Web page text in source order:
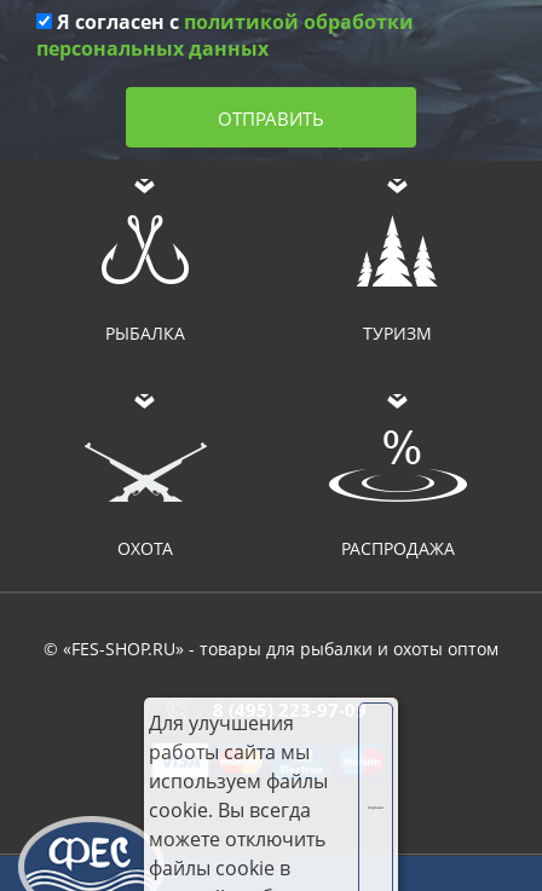
Я согласен с политикой обработки
персональных данных
ОТПРАВИТЬ
РЫБАЛКА ТУРИЗМ
ОХОТА РАСПРОДАЖА
© «FES-SHOP.RU» - товары для рыбалки и охоты оптом
8 (495) 223-97-09
Для улучшения
работы сайта мы
используем файлы
cookie. Вы всегда
можете отключить
файлы cookie в
Хорошо